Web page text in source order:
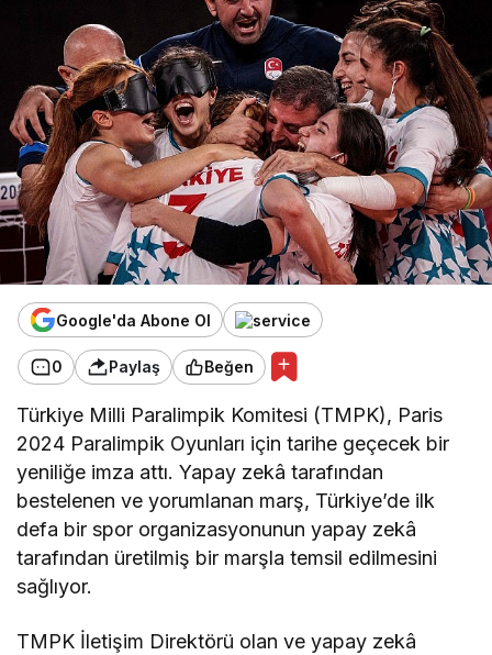
Google'da Abone Ol
0 Paylaş Beğen
Türkiye Milli Paralimpik Komitesi (TMPK), Paris
2024 Paralimpik Oyunları için tarihe geçecek bir
yeniliğe imza attı. Yapay zekâ tarafından
bestelenen ve yorumlanan marş, Türkiye’de ilk
defa bir spor organizasyonunun yapay zekâ
tarafından üretilmiş bir marşla temsil edilmesini
sağlıyor.
TMPK İletişim Direktörü olan ve yapay zekâ